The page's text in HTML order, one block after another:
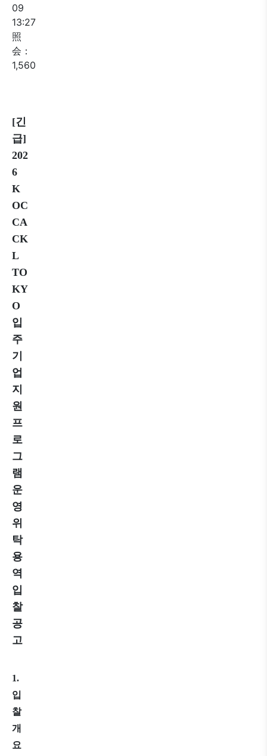
09
13:27
照
会：
1,560
[긴
급]
202
6
K
OC
CA
CK
L
TO
KY
O
입
주
기
업
지
원
프
로
그
램
운
영
위
탁
용
역
입
찰
공
고
1.
입
찰
개
요